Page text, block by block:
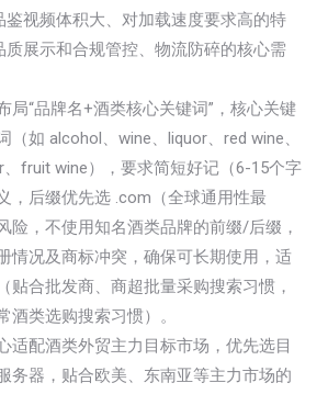
鉴视频体积大、对加载速度要求高的特
质展示和合规管控、物流防碎的核心需
局“品牌名+酒类核心关键词”，核心关键
（如 alcohol、wine、liquor、red wine、
、fruit wine），要求简短好记（6-15个字
，后缀优先选 .com（全球通用性最
险，不使用知名酒类品牌的前缀/后缀，
情况及商标冲突，确保可长期使用，适
贴合批发商、商超批量采购搜索习惯，
酒类选购搜索习惯）。
适配酒类外贸主力目标市场，优先选目
务器，贴合欧美、东南亚等主力市场的